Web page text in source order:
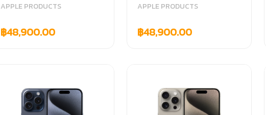
APPLE PRODUCTS
฿48,900.00
APPLE PRODUCTS
฿48,900.00